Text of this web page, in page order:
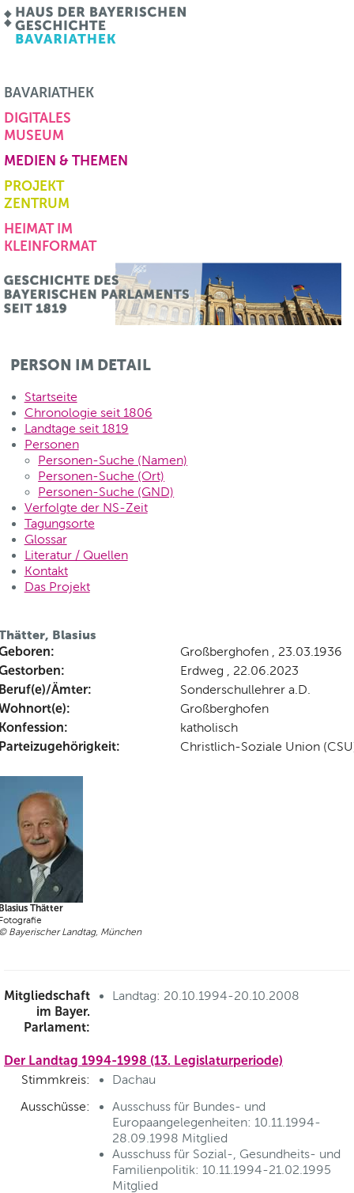
BAVARIATHEK
DIGITALES
MUSEUM
MEDIEN & THEMEN
PROJEKT
ZENTRUM
HEIMAT IM
KLEINFORMAT
PERSON IM DETAIL
Startseite
Chronologie seit 1806
Landtage seit 1819
Personen
Personen-Suche (Namen)
Personen-Suche (Ort)
Personen-Suche (GND)
Verfolgte der NS-Zeit
Tagungsorte
Glossar
Literatur / Quellen
Kontakt
Das Projekt
Blasius
Großberghofen , 23.03.1936
Erdweg , 22.06.2023
Ämter: Sonderschullehrer a.D.
Großberghofen
katholisch
Christlich-Soziale Union
Thätter
Bayerischer Landtag, München
Mitgliedschaft
im Bayer.
Parlament:
Landtag: 20.10.1994-20.10.2008
Der Landtag 1994-1998 (13. Legislaturperiode)
Stimmkreis:
Dachau
Ausschüsse:
Ausschuss für Bundes- und
Europaangelegenheiten: 10.11.1994-
28.09.1998 Mitglied
Ausschuss für Sozial-, Gesundheits- und
Familienpolitik: 10.11.1994-21.02.1995
Mitglied